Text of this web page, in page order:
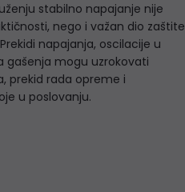
stabilno napajanje nije
nego i važan dio zaštite
napajanja, oscilacije u
gašenja mogu uzrokovati
prekid rada opreme i
u poslovanju.